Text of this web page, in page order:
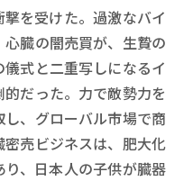
を受けた。過激なバイ
臓の闇売買が、生贄の
式と二重写しになるイ
だった。力で敵勢力を
、グローバル市場で商
売ビジネスは、肥大化
、日本人の子供が臓器